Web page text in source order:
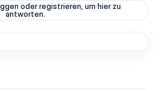
oder registrieren, um hier zu
antworten.